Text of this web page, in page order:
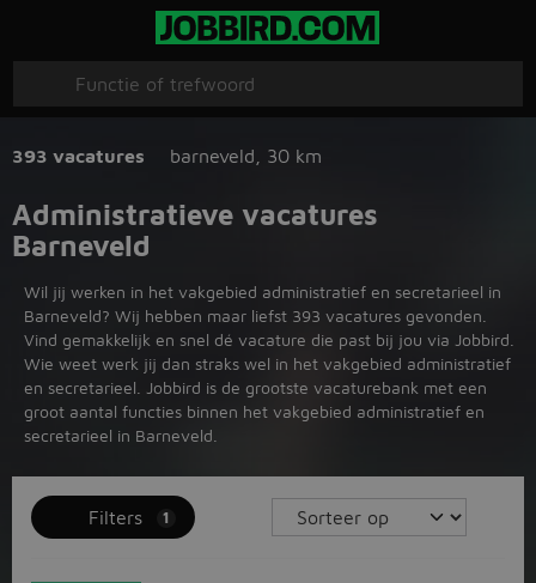
393 vacatures barneveld 30 km
Administratieve vacatures
Barneveld
Wil jij werken in het vakgebied administratief en secretarieel in
Barneveld? Wij hebben maar liefst 393 vacatures gevonden.
Vind gemakkelijk en snel dé vacature die past bij jou via Jobbird.
Wie weet werk jij dan straks wel in het vakgebied administratief
en secretarieel. Jobbird is de grootste vacaturebank met een
groot aantal functies binnen het vakgebied administratief en
secretarieel in Barneveld.
Filters 1